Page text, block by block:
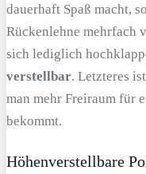
dauerhaft Spaß macht,
Rückenlehne mehrfach
sich lediglich
verstellbar. Letzteres
man mehr Freiraum für
bekommt.
Höhenverstellbare